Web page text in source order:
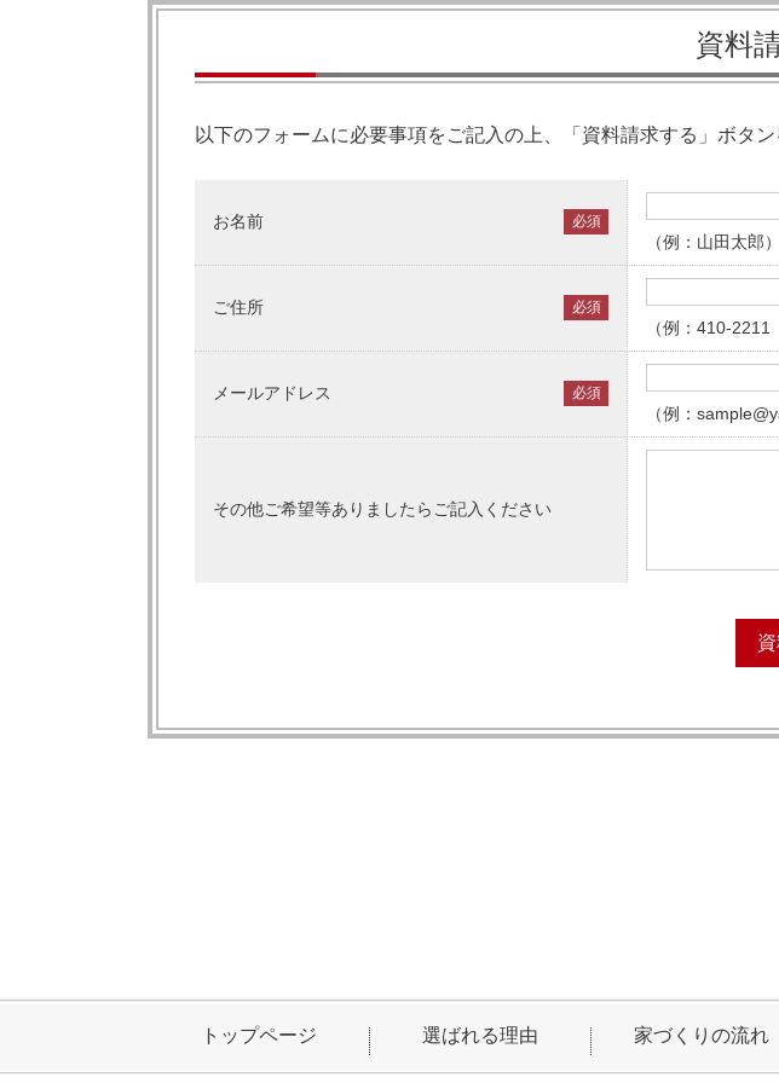
資料
以下のフォームに必要事項をご記入の上、「資料請求する」ボタン
お名前 必須
（例：山田太郎）
ご住所 必須
（例：410-
メールアドレス 必須
（例：
その他ご希望等ありましたらご記入ください
トップページ 選ばれる理由 家づくりの流れ